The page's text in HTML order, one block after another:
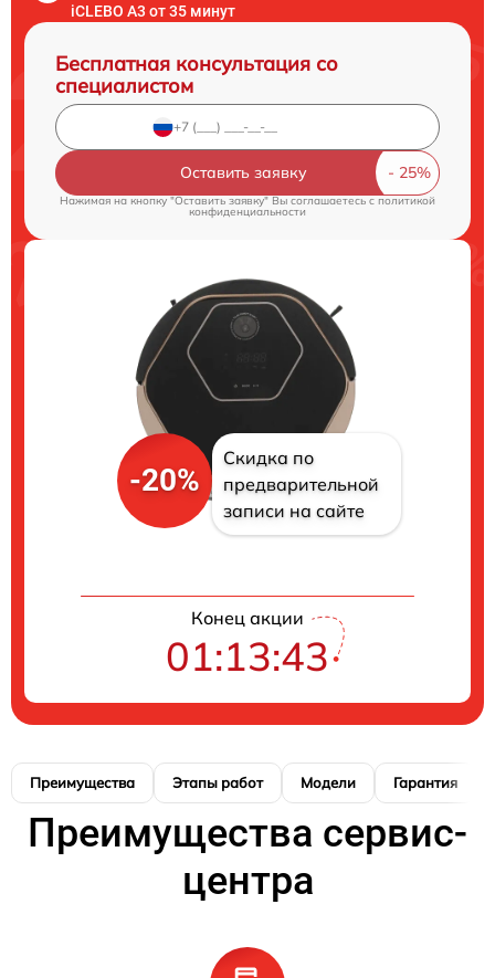
iCLEBO A3 от 35 минут
Бесплатная консультация со
специалистом
Оставить заявку
Нажимая на кнопку "Оставить заявку" Вы соглашаетесь cполитикой
конфиденциальности
-20%
Скидка по
предварительной
записи на сайте
Конец акции
01:13:42
Преимущества Этапы работ Модели Гарантия
Преимущества сервис-
центра